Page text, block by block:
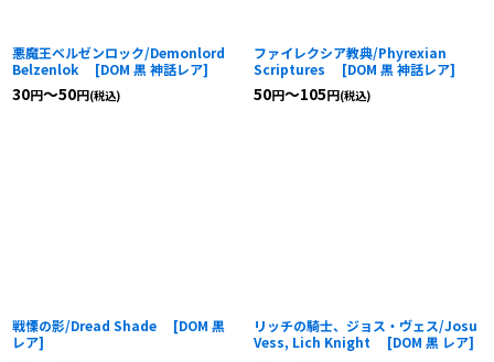
悪魔王ベルゼンロック/Demonlord
Belzenlok
[DOM 黒 神話レア]
30円～50円(税込)
ファイレクシア教典/Phyrexian
Scriptures
[DOM 黒 神話レア]
50円～105円(税込)
戦慄の影/Dread Shade [DOM 黒
レア]
リッチの騎士、ジョス・ヴェス/Josu
Vess, Lich Knight
[DOM 黒 レア]